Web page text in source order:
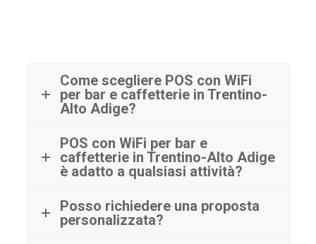
Come scegliere POS con WiFi
per bar e caffetterie in Trentino-
Alto Adige?
POS con WiFi per bar e
caffetterie in Trentino-Alto Adige
è adatto a qualsiasi attività?
Posso richiedere una proposta
personalizzata?